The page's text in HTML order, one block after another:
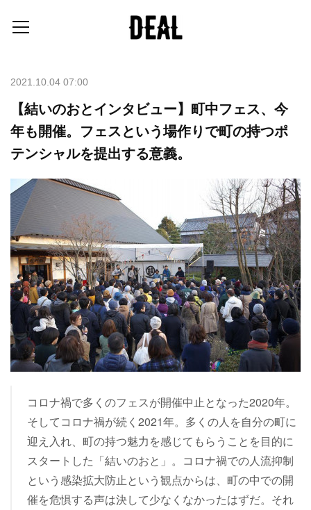
2021.10.04 07:00
【結いのおとインタビュー】町中フェス、今
年も開催。フェスという場作りで町の持つポ
テンシャルを提出する意義。
コロナ禍で多くのフェスが開催中止となった2020年。
そしてコロナ禍が続く2021年。多くの人を自分の町に
迎え入れ、町の持つ魅力を感じてもらうことを目的に
スタートした「結いのおと」。コロナ禍での人流抑制
という感染拡大防止という観点からは、町の中での開
催を危惧する声は決して少なくなかったはずだ。それ